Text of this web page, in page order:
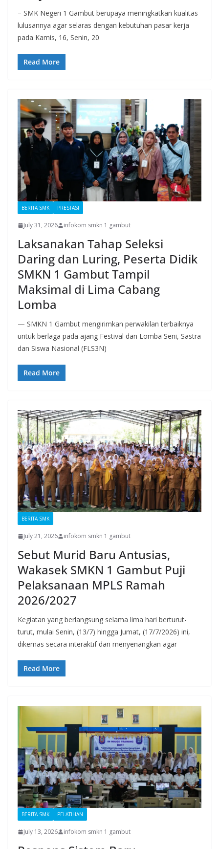
– SMK Negeri 1 Gambut berupaya meningkatkan kualitas
lulusannya agar selaras dengan kebutuhan pasar kerja
pada Kamis, 16, Senin, 20
Read More
BERITA SMK PRESTASI
July 31, 2026 infokom smkn 1 gambut
Laksanakan Tahap Seleksi
Daring dan Luring, Peserta Didik
SMKN 1 Gambut Tampil
Maksimal di Lima Cabang
Lomba
— SMKN 1 Gambut mengirimkan perwakilan terbaiknya
untuk berlaga pada ajang Festival dan Lomba Seni, Sastra
dan Siswa Nasional (FLS3N)
Read More
BERITA SMK
July 21, 2026 infokom smkn 1 gambut
Sebut Murid Baru Antusias,
Wakasek SMKN 1 Gambut Puji
Pelaksanaan MPLS Ramah
2026/2027
Kegiatan yang berlangsung selama lima hari berturut-
turut, mulai Senin, (13/7) hingga Jumat, (17/7/2026) ini,
dikemas secara interaktif dan menyenangkan agar
Read More
BERITA SMK PELATIHAN
July 13, 2026 infokom smkn 1 gambut